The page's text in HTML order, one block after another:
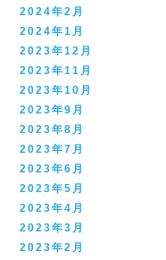
2024年2月
2024年1月
2023年12月
2023年11月
2023年10月
2023年9月
2023年8月
2023年7月
2023年6月
2023年5月
2023年4月
2023年3月
2023年2月